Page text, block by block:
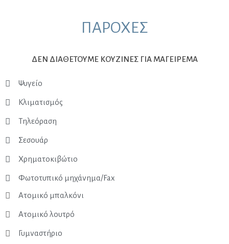
ΠΑΡΟΧΕΣ
ΔΕΝ ΔΙΑΘΕΤΟΥΜΕ ΚΟΥΖΙΝΕΣ ΓΙΑ ΜΑΓΕΙΡΕΜΑ
Ψυγείο
Κλιματισμός
Τηλεόραση
Σεσουάρ
Χρηματοκιβώτιο
Φωτοτυπικό μηχάνημα/Fax
Ατομικό μπαλκόνι
Ατομικό λουτρό
Γυμναστήριο